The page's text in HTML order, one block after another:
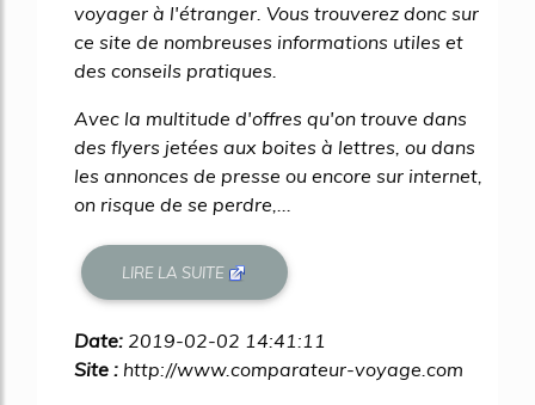
voyager à l'étranger. Vous trouverez donc sur
ce site de nombreuses informations utiles et
des conseils pratiques.
Avec la multitude d'offres qu'on trouve dans
des flyers jetées aux boites à lettres, ou dans
les annonces de presse ou encore sur internet,
on risque de se perdre,...
LIRE LA SUITE
Date: 2019-02-02 14:41:11
Site : http://www.comparateur-voyage.com